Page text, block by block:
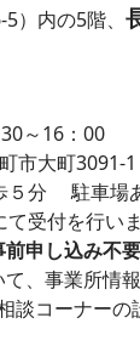
）内の5階、
～16：00
大町3091-1
駐車場
受付を行いま
申し込み不要
事業所情報
ーナーの